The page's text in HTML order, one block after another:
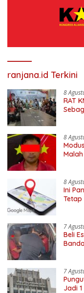
ranjana.id Terkini
8
RAT
8
8
Ini
Tetap
7
Beli
7
Jadi